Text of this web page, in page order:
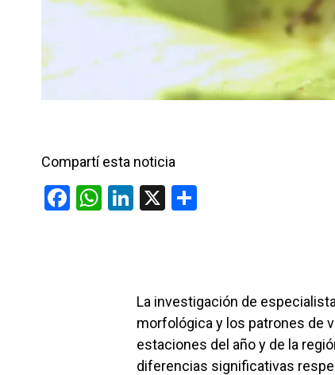
Compartí esta noticia
F
W Li
n
X
ar
tir
La investigación de
morfológica y los patrones de
estaciones del año y de la
diferencias significativas